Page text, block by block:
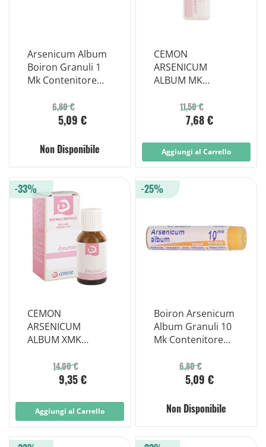
Arsenicum Album
Boiron Granuli 1
Mk Contenitore
6,80 €
5,09 €
Non Disponibile
CEMON
ARSENICUM
ALBUM MK
MONODOSE
11,50 €
7,68 €
Aggiungi al Carrello
CEMON
ARSENICUM
ALBUM XMK
14,00 €
9,35 €
-33%
Aggiungi al Carrello
Boiron Arsenicum
Album Granuli 10
Mk Contenitore
6,80 €
5,09 €
-25%
Non Disponibile